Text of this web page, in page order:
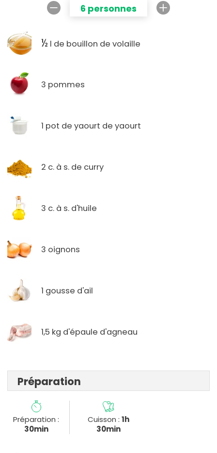
6 personnes
½ l de bouillon de volaille
3 pommes
1 pot de yaourt de yaourt
2 c. à s. de curry
3 c. à s. d'huile
3 oignons
1 gousse d'ail
1,5 kg d'épaule d'agneau
Préparation
Préparation :
30min
Cuisson : 1h
30min